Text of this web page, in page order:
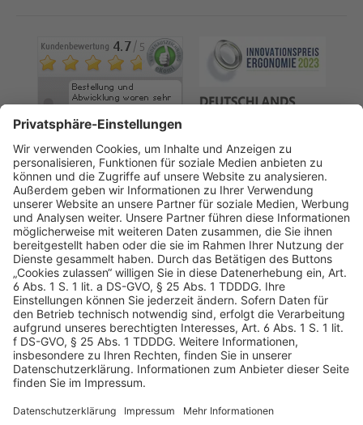
AGB Datenschutz
Impressum
Sicherheitshinweis
Compliance